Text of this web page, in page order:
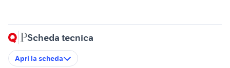
Scheda tecnica
Apri la scheda